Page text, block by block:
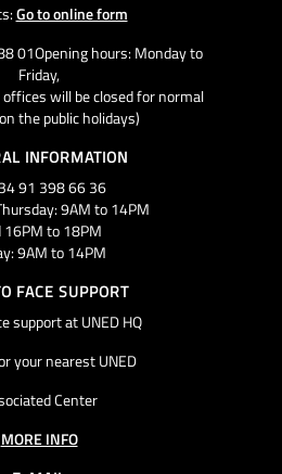
Go to online form
01Opening hours: Monday to
Friday,
will be closed for normal
the public holidays)
INFORMATION
91 398 66 36
9AM to 14PM
16PM to 18PM
9AM to 14PM
FACE SUPPORT
support at UNED HQ
your nearest UNED
Center
MORE INFO